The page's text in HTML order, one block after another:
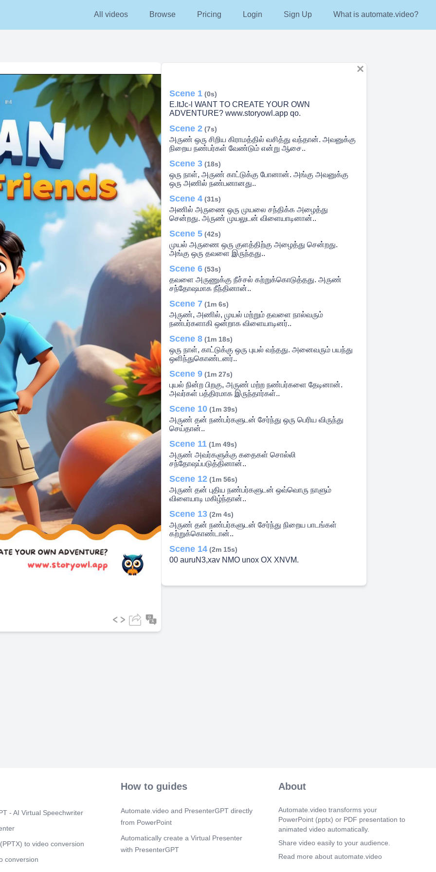
All videos Browse Pricing Login Sign Up What is automate.video?
Scene 1 (0s)
E.ItJc-l WANT TO CREATE YOUR OWN
ADVENTURE? www.storyowl.app qo.
Scene 2 (7s)
அருண் ஒரு சிறிய கிராமத்தில் வசித்து வந்தான். அவனுக்கு
நிறைய நண்பர்கள் வேண்டும் என்று ஆசை..
Scene 3 (18s)
ஒரு நாள், அருண் காட்டுக்கு போனான். அங்கு அவனுக்கு
ஒரு அணில் நண்பனானது..
Scene 4 (31s)
அணில் அருணை ஒரு முயலை சந்திக்க அழைத்து
சென்றது. அருண் முயலுடன் விளையாடினான்..
Scene 5 (42s)
முயல் அருணை ஒரு குளத்திற்கு அழைத்து சென்றது.
அங்கு ஒரு தவளை இருந்தது..
Scene 6 (53s)
தவளை அருணுக்கு நீச்சல் கற்றுக்கொடுத்தது. அருண்
சந்தோஷமாக நீந்தினான்..
Scene 7 (1m 6s)
அருண், அணில், முயல் மற்றும் தவளை நால்வரும்
நண்பர்களாகி ஒன்றாக விளையாடினர்..
Scene 8 (1m 18s)
ஒரு நாள், காட்டுக்கு ஒரு புயல் வந்தது. அனைவரும் பயந்து
ஒளிந்துகொண்டனர்..
Scene 9 (1m 27s)
புயல் நின்ற பிறகு, அருண் மற்ற நண்பர்களை தேடினான்.
அவர்கள் பத்திரமாக இருந்தார்கள்..
Scene 10 (1m 39s)
அருண் தன் நண்பர்களுடன் சேர்ந்து ஒரு பெரிய விருந்து
செய்தான்..
Scene 11 (1m 49s)
அருண் அவர்களுக்கு கதைகள் சொல்லி
சந்தோஷப்படுத்தினான்..
Scene 12 (1m 56s)
அருண் தன் புதிய நண்பர்களுடன் ஒவ்வொரு நாளும்
விளையாடி மகிழ்ந்தான்..
Scene 13 (2m 4s)
அருண் தன் நண்பர்களுடன் சேர்ந்து நிறைய பாடங்கள்
கற்றுக்கொண்டான்..
Scene 14 (2m 15s)
00 auruN3,xav NMO unox OX XNVM.
- AI Virtual Speechwriter
to video conversion
conversion
How to guides
Automate.video and PresenterGPT directly
from PowerPoint
Automatically create a Virtual Presenter
with PresenterGPT
About
Automate.video transforms your
PowerPoint (pptx) or PDF presentation to
animated video automatically.
Share video easily to your audience.
Read more about automate.video